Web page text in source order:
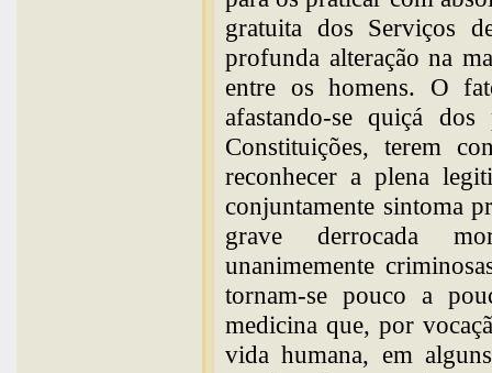
gratuita dos Serviços
profunda alteração na
entre os homens. O
afastando-se quiçá
Constituições, terem
reconhecer a plena
conjuntamente sintoma
grave derrocada
unanimemente
tornam-se pouco a
medicina que, por
vida humana, em